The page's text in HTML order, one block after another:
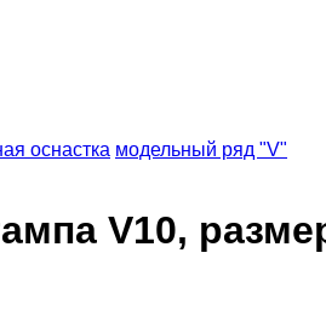
оснастка модельный ряд "V"
V10,